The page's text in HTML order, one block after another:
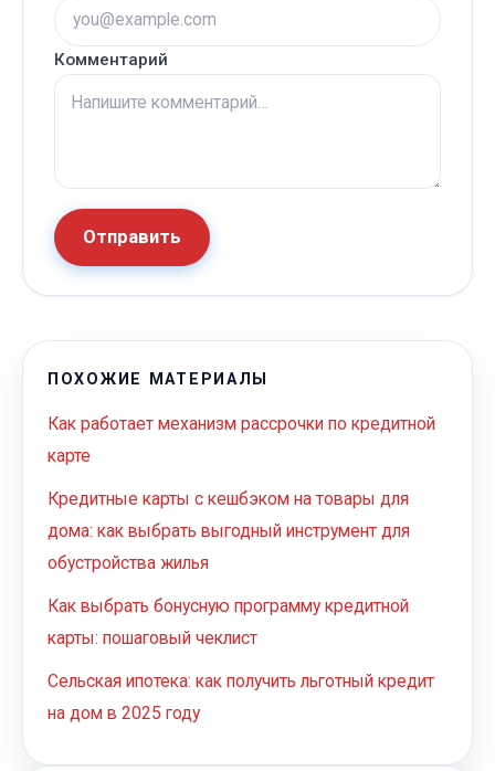
Комментарий
Отправить
ПОХОЖИЕ МАТЕРИАЛЫ
Как работает механизм рассрочки по кредитной
карте
Кредитные карты с кешбэком на товары для
дома: как выбрать выгодный инструмент для
обустройства жилья
Как выбрать бонусную программу кредитной
карты: пошаговый чеклист
Сельская ипотека: как получить льготный кредит
на дом в 2025 году